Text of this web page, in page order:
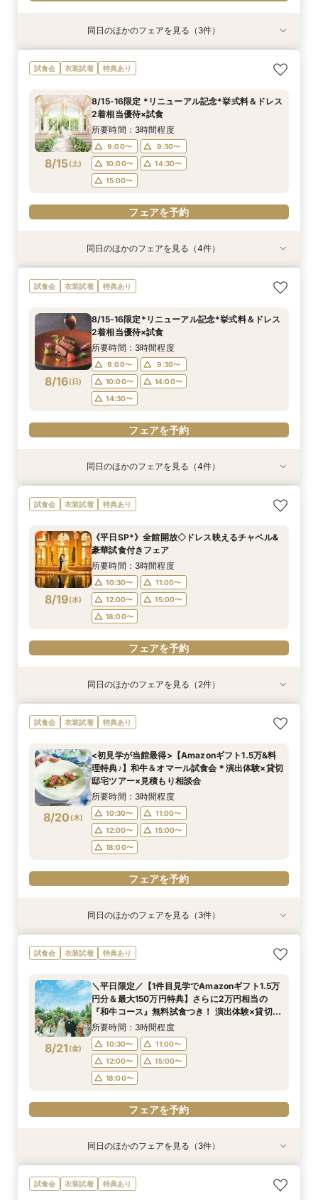
衣装試着 特典あり
8/14(金
＜初めての式場見学＞心躍る花嫁の第一歩♪ゆっ
たり相談＆見学会
10:30〜
11:00〜
12:00〜
15:00〜
18:00〜
フェアを予約
特典あり
8/14(金
<30名までの少人数Wに◎>貸切邸宅で叶えるカ
ジュアル婚×試食会
10:30〜
11:00〜
12:00〜
15:00〜
18:00〜
フェアを予約
8/14(金
直前予約OK◆クイック相談会◆90分でParty見
学＆見積り&会場比較
10:30〜
11:00〜
15:00〜
16:00〜
フェアを予約
同日のほかのフェアを見る（3件）
試食会 衣装試着 特典あり
8/15(土)
8/15-16限定 *リニューアル記念*挙式料＆ドレス
2着相当優待×試食
所要時間：3時間程度
9:00〜
9:30〜
10:00〜
14:30〜
15:00〜
フェアを予約
特典あり
8/15(土)
【10～30名*少人数検討の方へ】貸切邸宅で叶え
るアットホームW×豪華試食
9:00〜
9:30〜
10:00〜
13:00〜
13:30〜
フェアを予約
特典あり
8/15(土)
【料理重視の方へ◎】和牛&オマール試食*料理
特典付*2.5h相談会
9:30〜
10:00〜
14:30〜
15:00〜
フェアを予約
特典あり
8/15(土)
ご予算重視の方へ◆シンプル婚＆パパママ婚◆お
見積徹底サポート
9:00〜
9:30〜
10:00〜
13:00〜
フェアを予約
特典あり
8/15(土)
【マイナビBIG限定フェア】《初見学におすすめ
◎》イメージが膨らむ*花嫁ALL体験&絶品試食
9:00〜
9:30〜
10:00〜
14:30〜
15:00〜
フェアを予約
同日のほかのフェアを見る（4件）
試食会 衣装試着 特典あり
8/16(日)
8/15-16限定*リニューアル記念*挙式料＆ドレス
2着相当優待×試食
所要時間：3時間程度
9:00〜
9:30〜
10:00〜
14:00〜
14:30〜
フェアを予約
特典あり
8/16(日)
【10～30名*少人数検討の方へ】貸切邸宅で叶え
るアットホームW×豪華試食
9:00〜
9:30〜
10:00〜
13:00〜
13:30〜
フェアを予約
特典あり
8/16(日)
ご予算重視の方へ◆シンプル婚＆パパママ婚◆お
見積徹底サポート
9:00〜
9:30〜
14:00〜
14:30〜
フェアを予約
特典あり
8/16(日)
【全館貸切◇ペット婚におすすめ】豪華試食×
ペット衣装付フェア
9:00〜
9:30〜
14:00〜
14:30〜
フェアを予約
特典あり
8/16(日)
【初見学でも安心♪】会場見学ツアー×絶品試食×
見積り相談会
9:00〜
9:30〜
14:00〜
14:30〜
18:00〜
フェアを予約
同日のほかのフェアを見る（4件）
試食会 衣装試着 特典あり
8/19(水)
《平日SP*》全館開放◇ドレス映えるチャペル&
豪華試食付きフェア
所要時間：3時間程度
10:30〜
11:00〜
12:00〜
15:00〜
18:00〜
フェアを予約
衣装試着 特典あり
8/19(水)
＜初めての式場見学＞心躍る花嫁の第一歩♪ゆっ
たり相談＆見学会
10:30〜
11:00〜
12:00〜
15:00〜
18:00〜
フェアを予約
特典あり
8/19(水)
<30名までの少人数Wに◎>貸切邸宅で叶えるカ
ジュアル婚×試食会
10:30〜
11:00〜
12:00〜
15:00〜
18:00〜
フェアを予約
同日のほかのフェアを見る（2件）
試食会 衣装試着 特典あり
8/20 (木)
<初見学が当館最得>【Amazonギフト1.5万&料
理特典♪】和牛＆オマール試食会＊演出体験×貸切
邸宅ツアー×見積もり相談会
所要時間：3時間程度
10:30〜
11:00〜
12:00〜
15:00〜
18:00〜
フェアを予約
衣装試着 特典あり
8/20(木)
＜初めての式場見学＞心躍る花嫁の第一歩♪ゆっ
たり相談＆見学会
10:30〜
11:00〜
12:00〜
15:00〜
18:00〜
フェアを予約
特典あり
8/20(木)
<30名までの少人数Wに◎>貸切邸宅で叶えるカ
ジュアル婚×試食会
10:30〜
11:00〜
12:00〜
15:00〜
18:00〜
フェアを予約
8/20(木)
直前予約OK◆クイック相談会◆90分でParty見
学＆見積り&会場比較
10:30〜
11:00〜
15:00〜
16:00〜
フェアを予約
同日のほかのフェアを見る（3件）
試食会 衣装試着 特典あり
8/21 (金)
＼平日限定／【1件目見学でAmazonギフト1.5万
円分＆最大150万円特典】さらに2万円相当の
『和牛コース』無料試食つき！ 演出体験×貸切邸
宅ツアー×見積もり相談会
所要時間：3時間程度
10:30〜
11:00〜
12:00〜
15:00〜
18:00〜
フェアを予約
衣装試着 特典あり
＜初めての式場見学＞心躍る花嫁の第一歩♪ゆっ
たり相談＆見学会
特典あり
<30名までの少人数Wに◎>貸切邸宅で叶えるカ
ジュアル婚×試食会
直前予約OK◆クイック相談会◆90分でParty見
学＆見積り&会場比較
同日のほかのフェアを見る（3件）
試食会 衣装試着 特典あり